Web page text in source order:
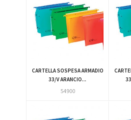
CARTELLA SOSPESA ARMADIO
33/V ARANCIO...
54900